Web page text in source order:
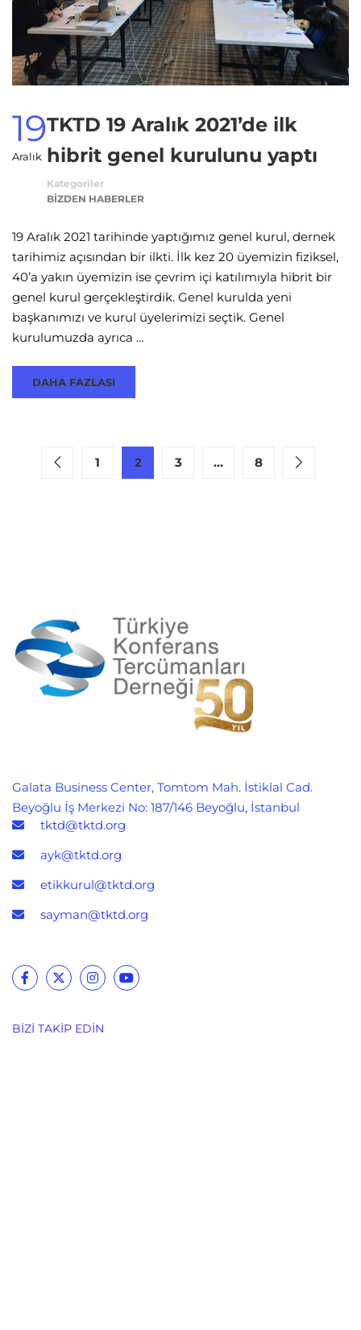
19
Aralık
TKTD 19 Aralık 2021’de ilk
hibrit genel kurulunu yaptı
Kategoriler
BIZDEN HABERLER
19 Aralık 2021 tarihinde yaptığımız genel kurul, dernek
tarihimiz açısından bir ilkti. İlk kez 20 üyemizin fiziksel,
40’a yakın üyemizin ise çevrim içi katılımıyla hibrit bir
genel kurul gerçekleştirdik. Genel kurulda yeni
başkanımızı ve kurul üyelerimizi seçtik. Genel
kurulumuzda ayrıca …
DAHA FAZLASI
1 2 3 … 8
Galata Business Center, Tomtom Mah. İstiklal Cad.
Beyoğlu İş Merkezi No: 187/146 Beyoğlu, İstanbul
tktd@tktd.org
ayk@tktd.org
etikkurul@tktd.org
sayman@tktd.org
BIZI TAKIP EDIN